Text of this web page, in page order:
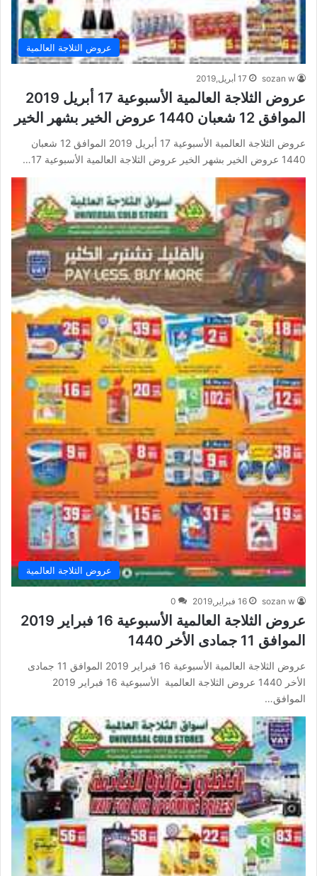
عروض الثلاجة العالمية
sozan w 17 أبريل,2019
عروض الثلاجة العالمية الأسبوعية 17 أبريل 2019
الموافق 12 شعبان 1440 عروض الخير بشهر الخير
عروض الثلاجة العالمية الأسبوعية 17 أبريل 2019 الموافق 12 شعبان
1440 عروض الخير بشهر الخير عروض الثلاجة العالمية الأسبوعية 17…
عروض الثلاجة العالمية
sozan w 16 فبراير,2019 0
عروض الثلاجة العالمية الأسبوعية 16 فبراير 2019
الموافق 11 جمادى الأخر 1440
عروض الثلاجة العالمية الأسبوعية 16 فبراير 2019 الموافق 11 جمادى
الأخر 1440 عروض الثلاجة العالمية الأسبوعية 16 فبراير 2019
الموافق…